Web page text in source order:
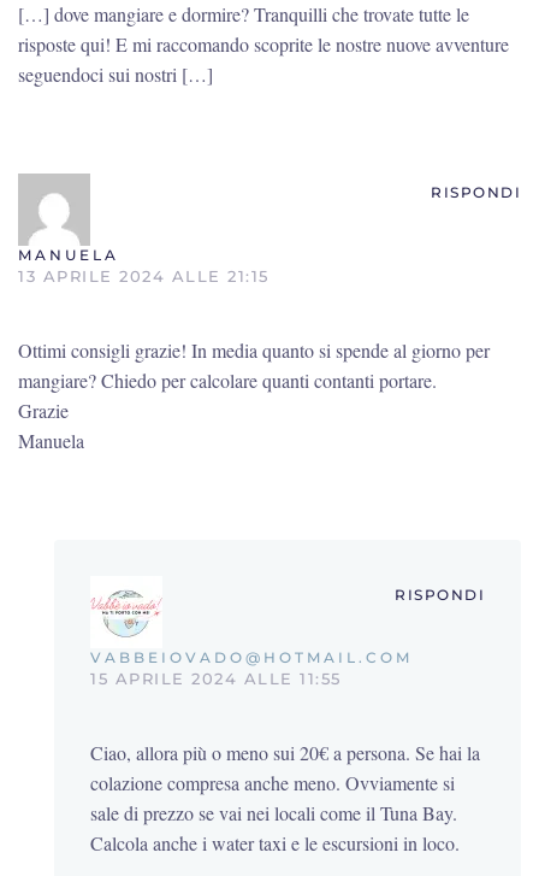
[…] dove mangiare e dormire? Tranquilli che trovate tutte le
risposte qui! E mi raccomando scoprite le nostre nuove avventure
seguendoci sui nostri […]
MANUELA
13 APRILE 2024 ALLE 21:15
RISPONDI
Ottimi consigli grazie! In media quanto si spende al giorno per
mangiare? Chiedo per calcolare quanti contanti portare.
Grazie
Manuela
VABBEIOVADO@HOTMAIL.COM
15 APRILE 2024 ALLE 11:55
RISPONDI
Ciao, allora più o meno sui 20€ a persona. Se hai la
colazione compresa anche meno. Ovviamente si
sale di prezzo se vai nei locali come il Tuna Bay.
Calcola anche i water taxi e le escursioni in loco.